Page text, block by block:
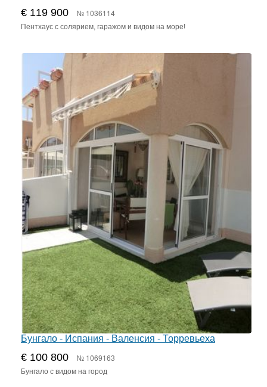
€ 119 900 № 1036114
Пентхаус с солярием, гаражом и видом на море!
Бунгало - Испания - Валенсия - Торревьеха
€ 100 800 № 1069163
Бунгало с видом на город